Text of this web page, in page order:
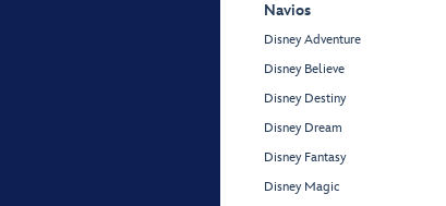
Navios
Disney Adventure
Disney Believe
Disney Destiny
Disney Dream
Disney Fantasy
Disney Magic